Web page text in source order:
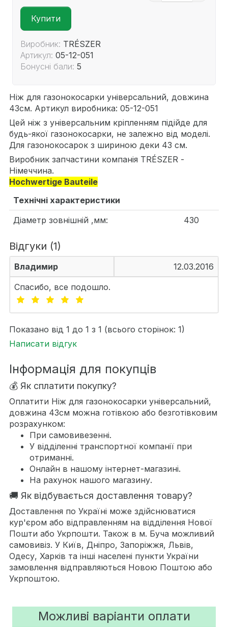
Купити
Виробник: TRÉSZER
Артикул: 05-12-051
Бонусні бали: 5
Ніж для газонокосарки універсальний, довжина
43см. Артикул виробника: 05-12-051
Цей ніж з універсальним кріпленням підійде для
будь-якої газонокосарки, не залежно від моделі.
Для газонокосарок з шириною деки 43 см.
Виробник запчастини компанія TRÉSZER -
Німеччина.
Hochwertige Bauteile
Технічні характеристики
Діаметр зовнішній ,мм:
430
Відгуки (1)
Владимир
12.03.2016
Спасибо, все подошло.
Показано від 1 до 1 з 1 (всього сторінок: 1)
Написати відгук
Інформація для покупців
💰 Як сплатити покупку?
Оплатити Ніж для газонокосарки універсальний,
довжина 43см можна готівкою або безготівковим
розрахунком:
При самовивезенні.
У відділенні транспортної компанії при
отриманні.
Онлайн в нашому інтернет-магазині.
На рахунок нашого магазину.
🚚 Як відбувається доставлення товару?
Доставлення по Україні може здійснюватися
кур'єром або відправленням на відділення Нової
Пошти або Укрпошти. Також в м. Буча можливий
самовивіз. У Київ, Дніпро, Запоріжжя, Львів,
Одесу, Харків та інші населені пункти України
замовлення відправляються Новою Поштою або
Укрпоштою.
Можливі варіанти оплати